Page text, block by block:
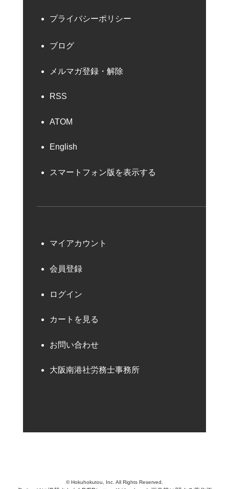
プライバシーポリシー
ブログ
メルマガ登録・解除
RSS
ATOM
English
スマートフォン版を表示する
マイアカウント
会員登録
ログイン
カートを見る
お問い合わせ
大阪南港社労務士事務所
© Hokuhokutou, Inc. All Rights Reserved.